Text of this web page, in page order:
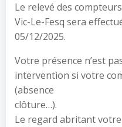
Le relevé des
Vic-Le-Fesq sera
05/12/2025.
Votre présence n’est
intervention si votre
(absence
clôture…).
Le regard abritant